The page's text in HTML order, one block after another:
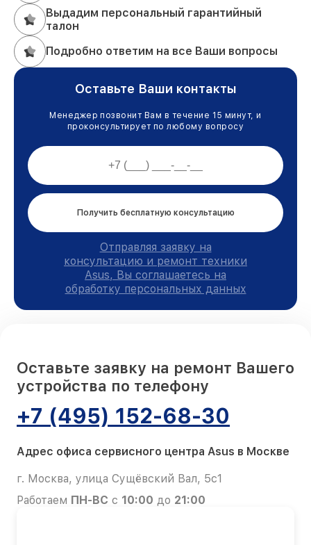
Выдадим персональный гарантийный
талон
Подробно ответим на все Ваши вопросы
Оставьте Ваши контакты
Менеджер позвонит Вам в течение 15 минут, и
проконсультирует по любому вопросу
Получить бесплатную консультацию
Отправляя заявку на
консультацию и ремонт техники
Asus, Вы соглашаетесь на
обработку персональных данных
Оставьте заявку на ремонт Вашего
устройства по телефону
+7 (495) 152-68-30
Адрес офиса сервисного центра Asus в Москве
г. Москва, улица Сущёвский Вал, 5с1
Работаем ПН-ВС с 10:00 до 21:00